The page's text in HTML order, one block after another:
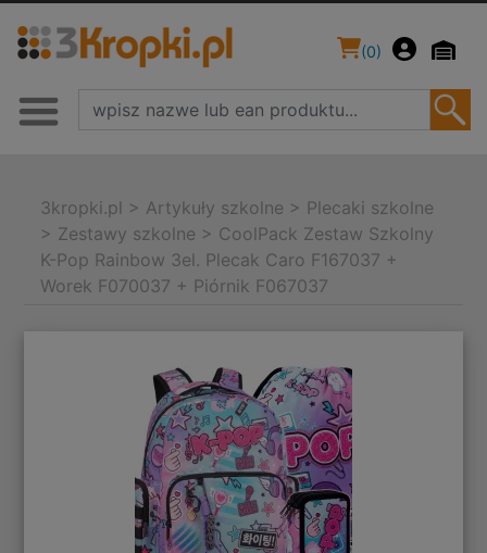
(0)
3kropki.pl > Artykuły szkolne > Plecaki szkolne
> Zestawy szkolne > CoolPack Zestaw Szkolny
K-Pop Rainbow 3el. Plecak Caro F167037 +
Worek F070037 + Piórnik F067037